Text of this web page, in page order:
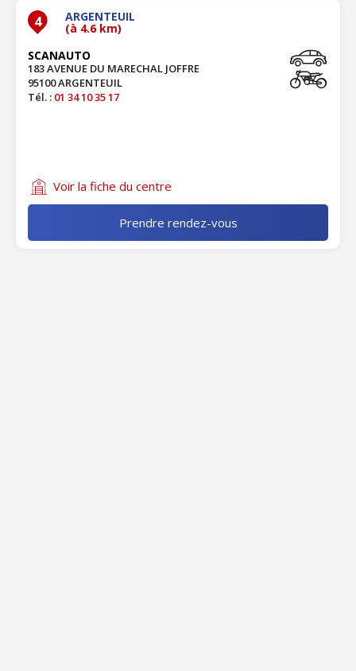
4 ARGENTEUIL
(à 4.6 km)
SCANAUTO
183 AVENUE DU MARECHAL JOFFRE
95100 ARGENTEUIL
Tél. : 01 34 10 35 17
Voir la fiche du centre
Prendre rendez-vous